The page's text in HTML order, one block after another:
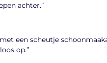
achter.”
een scheutje
op.”